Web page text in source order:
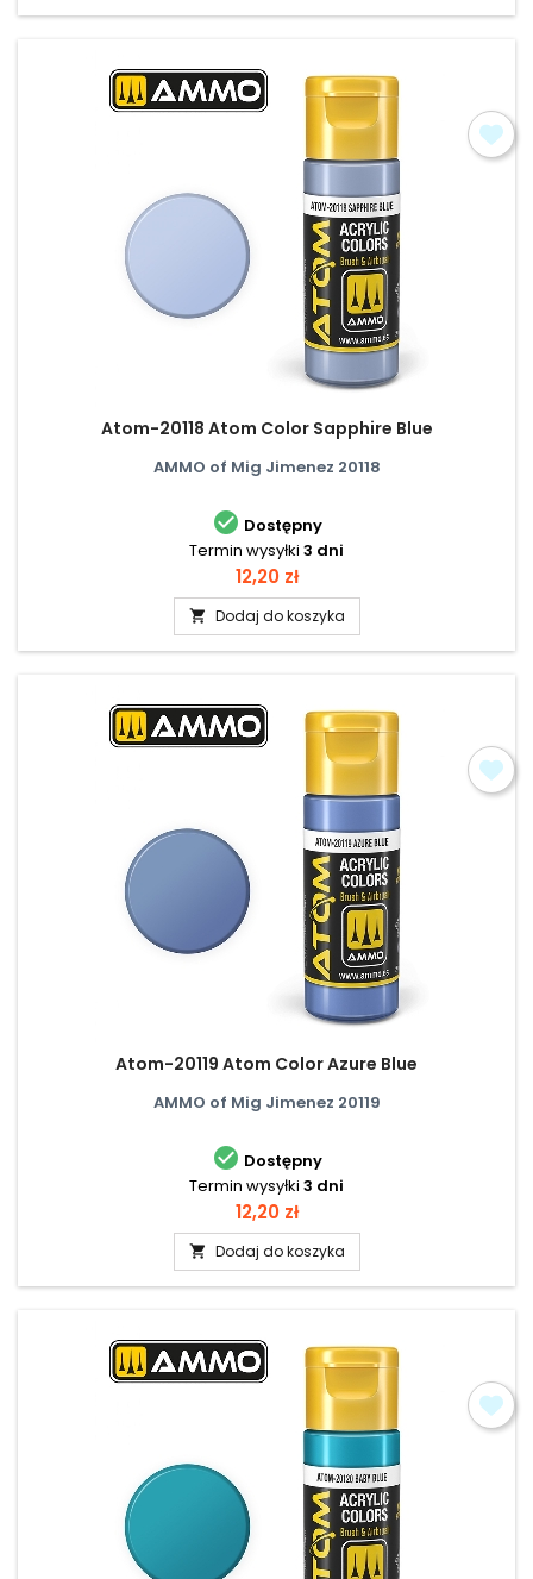
Atom-20118 Atom Color Sapphire Blue
AMMO of Mig Jimenez 20118
 Dostępny
Termin wysyłki 3 dni
Cena
12,20 zł
 Dodaj do koszyka
Atom-20119 Atom Color Azure Blue
AMMO of Mig Jimenez 20119
 Dostępny
Termin wysyłki 3 dni
Cena
12,20 zł
 Dodaj do koszyka